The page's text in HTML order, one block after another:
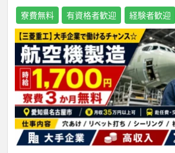
寮費無料 有資格者歓迎 経験者歓迎